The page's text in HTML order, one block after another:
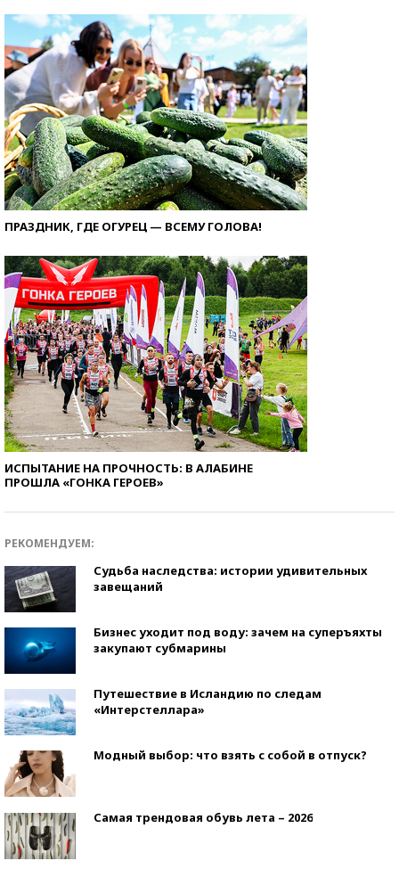
ПРАЗДНИК, ГДЕ ОГУРЕЦ — ВСЕМУ ГОЛОВА!
ИСПЫТАНИЕ НА ПРОЧНОСТЬ: В АЛАБИНЕ
ПРОШЛА «ГОНКА ГЕРОЕВ»
РЕКОМЕНДУЕМ:
Судьба наследства: истории удивительных
завещаний
Бизнес уходит под воду: зачем на суперъяхты
закупают субмарины
Путешествие в Исландию по следам
«Интерстеллара»
Модный выбор: что взять с собой в отпуск?
Самая трендовая обувь лета – 2026